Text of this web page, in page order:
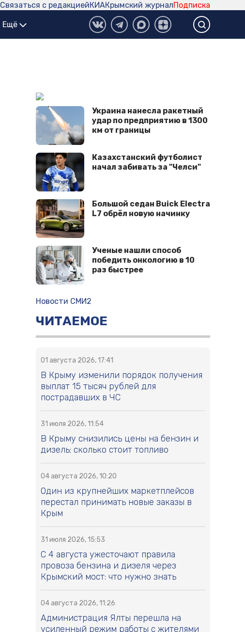
Подписка
Крымский журнал
КИА
Связаться с редакцией
Ещё
Украина нанесла ракетный
удар по предприятию в 1300
км от границы
Казахстанский футболист
начал забивать за "Челси"
Большой седан Buick Electra
L7 обрёл новую начинку
Ученые нашли способ
победить онкологию в 10
раз быстрее
Новости СМИ2
ЧИТАЕМОЕ
01 августа 2026, 17:41
В Крыму изменили порядок получения
выплат 15 тысяч рублей для
пострадавших в ЧС
31 июля 2026, 11:54
В Крыму снизились цены на бензин и
дизель: сколько стоит топливо
04 августа 2026, 10:20
Один из крупнейших маркетплейсов
перестал принимать новые заказы в
Крым
31 июля 2026, 15:53
С 4 августа ужесточают правила
провоза бензина и дизеля через
Крымский мост: что нужно знать
04 августа 2026, 11:26
Администрация Ялты перешла на
усиленный режим работы с жителями